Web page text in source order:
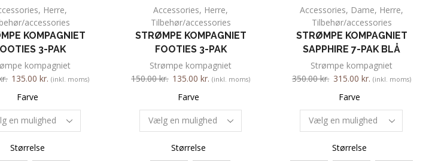
, Herre,
accessories
KOMPAGNIET
3-PAK
kompagniet
135.00kr. (inkl. moms)
Farve
Størrelse
Accessories, Herre,
Tilbehør/accessories
STRØMPE KOMPAGNIET
FOOTIES 3-PAK
Strømpe kompagniet
150.00kr. 135.00kr. (inkl. moms)
Farve
Størrelse
Accessories, Dame, Herre,
Tilbehør/accessories
STRØMPE KOMPAGNIET
SAPPHIRE 7-PAK BLÅ
Strømpe kompagniet
350.00kr. 315.00kr. (inkl. moms)
Farve
Størrelse